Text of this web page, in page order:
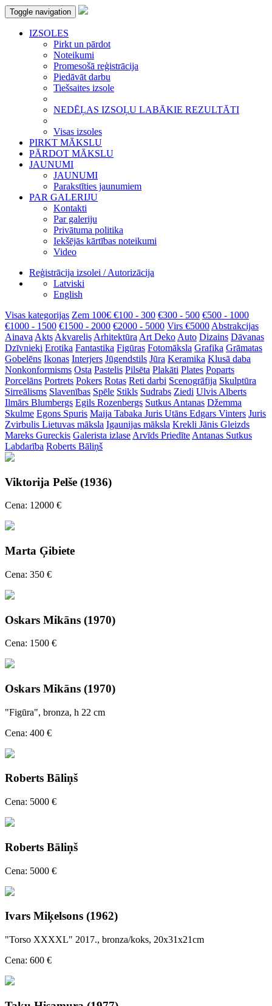
Toggle navigation
IZSOLES
Pirkt un pārdot
Noteikumi
Promesošā reģistrācija
Piedāvāt darbu
Tiešsaites izsole
NEDĒĻAS IZSOĻU LABĀKIE REZULTĀTI
Visas izsoles
PIRKT MĀKSLU
PĀRDOT MĀKSLU
JAUNUMI
JAUNUMI
Parakstīties jaunumiem
PAR GALERIJU
Kontakti
Par galeriju
Privātuma politika
Iekšējās kārtības noteikumi
Video
Reģistrācija izsolei / Autorizācija
Latviski
English
Visas kategorijas Zem 100€ €100 - 300 €300 - 500 €500 - 1000
€1000 - 1500 €1500 - 2000 €2000 - 5000 Virs €5000 Abstrakcijas
Ainava Akts Akvarelis Arhitektūra Art Deko Auto Dizains Dāvanas
Dzīvnieki Erotika Fantastika Figūras Fotomāksla Grafika Grāmatas
Gobelēns Ikonas Interjers Jūgendstils Jūra Keramika Klusā daba
Nonkonformisms Osta Pastelis Pilsēta Plakāti Plates Poparts
Porcelāns Portrets Pokers Rotas Reti darbi Scenogrāfija Skulptūra
Sirreālisms Slavenības Spēle Stikls Sudrabs Ziedi Ulvis Alberts
Ilmārs Blumbergs Egils Rozenbergs Sutkus Antanas Džemma
Skulme Egons Spuris Maija Tabaka Juris Utāns Edgars Vinters Juris
Zvirbulis Lietuvas māksla Igaunijas māksla Krekli Jānis Gleizds
Mareks Gureckis Galerista izlase Arvīds Priedīte Antanas Sutkus
Labdarība Roberts Bāliņš
Viktorija Pelše (1936)
Cena: 12000 €
Marta Ģibiete
Cena: 350 €
Oskars Mikāns (1970)
Cena: 1500 €
Oskars Mikāns (1970)
"Figūra", bronza, h 22 cm
Cena: 400 €
Roberts Bāliņš
Cena: 5000 €
Roberts Bāliņš
Cena: 5000 €
Ivars Miķelsons (1962)
"Torso XXXXL" 2017., bronza/koks, 20x31x21cm
Cena: 600 €